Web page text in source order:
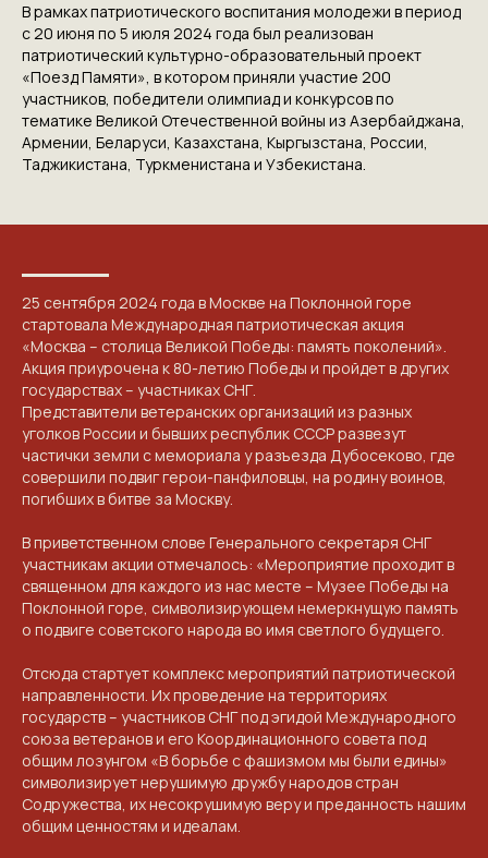
В рамках патриотического воспитания молодежи в период
с 20 июня по 5 июля 2024 года был реализован
патриотический культурно-образовательный проект
«Поезд Памяти», в котором приняли участие 200
участников, победители олимпиад и конкурсов по
тематике Великой Отечественной войны из Азербайджана,
Армении, Беларуси, Казахстана, Кыргызстана, России,
Таджикистана, Туркменистана и Узбекистана.
25 сентября 2024 года в Москве на Поклонной горе
стартовала Международная патриотическая акция
«Москва – столица Великой Победы: память поколений».
Акция приурочена к 80-летию Победы и пройдет в других
государствах – участниках СНГ.
Представители ветеранских организаций из разных
уголков России и бывших республик СССР развезут
частички земли с мемориала у разъезда Дубосеково, где
совершили подвиг герои-панфиловцы, на родину воинов,
погибших в битве за Москву.
В приветственном слове Генерального секретаря СНГ
участникам акции отмечалось: «Мероприятие проходит в
священном для каждого из нас месте – Музее Победы на
Поклонной горе, символизирующем немеркнущую память
о подвиге советского народа во имя светлого будущего.
Отсюда стартует комплекс мероприятий патриотической
направленности. Их проведение на территориях
государств – участников СНГ под эгидой Международного
союза ветеранов и его Координационного совета под
общим лозунгом «В борьбе с фашизмом мы были едины»
символизирует нерушимую дружбу народов стран
Содружества, их несокрушимую веру и преданность нашим
общим ценностям и идеалам.
VICTORYDAY80.RU
NGKMOSCOW@YANDEX.RU
+7 (925) 007-33-07